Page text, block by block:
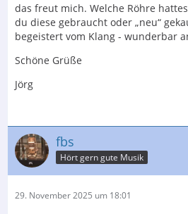
das freut mich. Welche Röhre
du diese gebraucht oder „neu“
begeistert vom Klang - wunderbar
Schöne Grüße
Jörg
fbs
Hört gern gute Musik
29. November 2025 um 18:01